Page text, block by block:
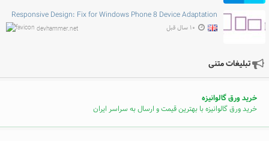
Responsive Design: Fix for Windows Phone 8 Device Adaptation
devhammer.net ۱۰ سال قبل
تبلیغات متنی
خرید ورق گالوانیزه
خرید ورق گالوانیزه با بهترین قیمت و ارسال به سراسر ایران